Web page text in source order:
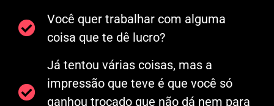
Você quer trabalhar com alguma
coisa que te dê lucro?
Já tentou várias coisas, mas a
impressão que teve é que você só
ganhou trocado que não dá nem para